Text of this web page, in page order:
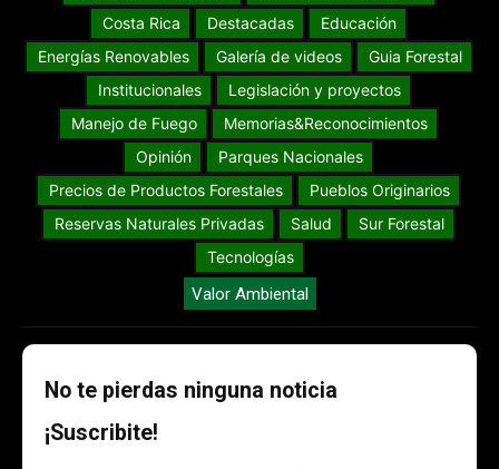
Costa Rica
Destacadas
Educación
Energías Renovables
Galería de videos
Guia Forestal
Institucionales
Legislación y proyectos
Manejo de Fuego
Memorias&Reconocimientos
Opinión
Parques Nacionales
Precios de Productos Forestales
Pueblos Originarios
Reservas Naturales Privadas
Salud
Sur Forestal
Tecnologías
Valor Ambiental
No te pierdas ninguna noticia
¡Suscribite!